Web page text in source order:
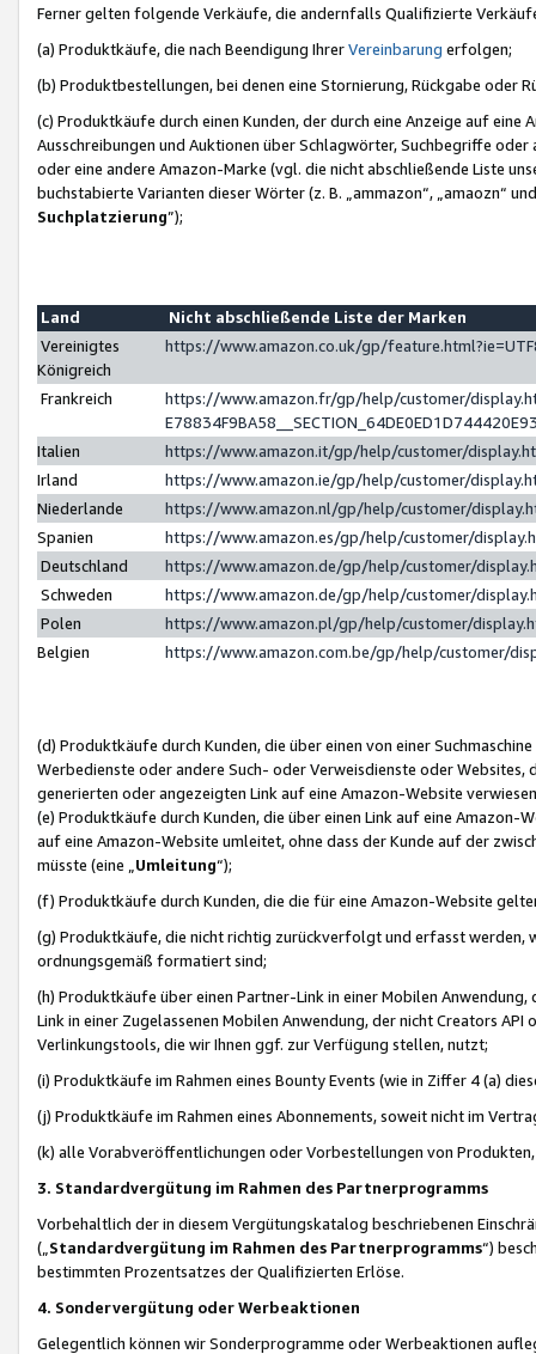
Ferner gelten folgende Verkäufe, die andernfalls Qualifizierte
(a) Produktkäufe, die nach Beendigung IhrerVereinbarung erfolgen;
(b) Produktbestellungen, bei denen eine Stornierung, Rückgabe oder
(c) Produktkäufe durch einen Kunden, der durch eine Anzeige auf
Ausschreibungen und Auktionen über Schlagwörter, Suchbegriffe
oder eine andere Amazon-Marke (vgl. die nicht abschließende Liste
buchstabierte Varianten dieser Wörter (z. B. „ammazon“, „amaozn“
Suchplatzierung”);
Land
Nicht abschließende Liste der Marken
Vereinigtes
Königreich
https://www.amazon.co.uk/gp/
Frankreich
https://www.amazon.fr/gp/help/customer/
Italien
https://www.amazon.it/gp/help/customer/
Irland
https://www.amazon.ie/gp/help/customer/
Niederlande
https://www.amazon.nl/gp/help/customer/
Spanien
https://www.amazon.es/gp/help/customer/
Deutschland
https://www.amazon.de/gp/help/customer/
Schweden
https://www.amazon.de/gp/help/customer/
Polen
https://www.amazon.pl/gp/help/customer/
Belgien
https://www.amazon.com.be/gp/help/customer/
(d) Produktkäufe durch Kunden, die über einen von einer
Werbedienste oder andere Such- oder Verweisdienste oder Websites,
generierten oder angezeigten Link auf eine Amazon-Website
(e) Produktkäufe durch Kunden, die über einen Link auf eine
auf eine Amazon-Website umleitet, ohne dass der Kunde auf der
müsste (eine „ Umleitung“);
(f) Produktkäufe durch Kunden, die die für eine Amazon-Website
(g) Produktkäufe, die nicht richtig zurückverfolgt und erfasst werden,
ordnungsgemäß formatiert sind;
(h) Produktkäufe über einen Partner-Link in einer Mobilen
Link in einer Zugelassenen Mobilen Anwendung, der nicht Creators
Verlinkungstools, die wir Ihnen ggf. zur Verfügung stellen, nutzt;
(i) Produktkäufe im Rahmen eines Bounty Events (wie in Ziffer 4 (a)
(j) Produktkäufe im Rahmen eines Abonnements, soweit nicht im
(k) alle Vorabveröffentlichungen oder Vorbestellungen von
3. Standardvergütung im Rahmen des Partnerprogramms
Vorbehaltlich der in diesem Vergütungskatalog beschriebenen
(„ Standardvergütung im Rahmen des Partnerprogramms“)
bestimmten Prozentsatzes der Qualifizierten Erlöse.
4. Sondervergütung oder Werbeaktionen
Gelegentlich können wir Sonderprogramme oder Werbeaktionen